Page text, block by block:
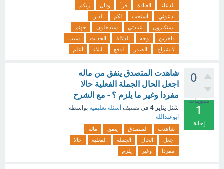
الدعاء
العبادة قرأ وقال
ربكم
ادعوني
أستجب لكم
الذين
يستكبرون
عبادتي سيدخلون
جهنم
داخرين
وجه الدلالة الحديث
سبب
لانشراح
الصدر لدفع البلاء أعلم
0
تصويتات
1
إجابة
شاهدت المتصدق ينفق من ماله
اجعل الحال الجملة الفعلية حالا
مفردا وغير ما يلزم ؟ - مع الشرح
سُئل يناير 4 في تصنيف أسئلة تعليمية بواسطة
ابوعبدالله
شاهدت المتصدق ينفق
ماله
اجعل
الحال الجملة الفعلية
حالا
مفردا
وغير يلزم